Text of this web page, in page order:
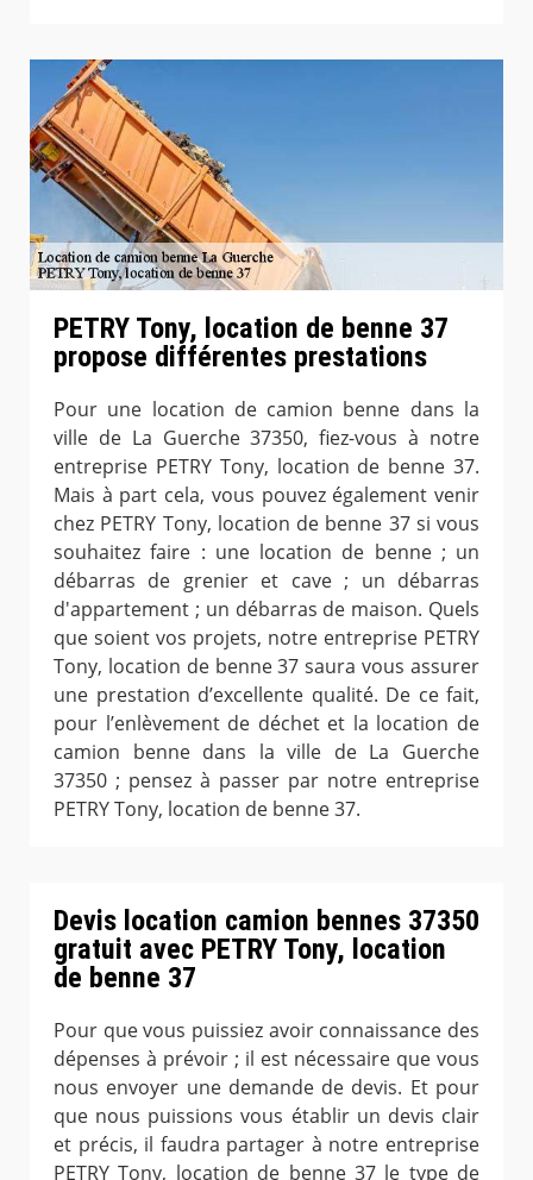
PETRY Tony, location de benne 37
propose différentes prestations
Pour une location de camion benne dans la
ville de La Guerche 37350, fiez-vous à notre
entreprise PETRY Tony, location de benne 37.
Mais à part cela, vous pouvez également venir
chez PETRY Tony, location de benne 37 si vous
souhaitez faire : une location de benne ; un
débarras de grenier et cave ; un débarras
d'appartement ; un débarras de maison. Quels
que soient vos projets, notre entreprise PETRY
Tony, location de benne 37 saura vous assurer
une prestation d’excellente qualité. De ce fait,
pour l’enlèvement de déchet et la location de
camion benne dans la ville de La Guerche
37350 ; pensez à passer par notre entreprise
PETRY Tony, location de benne 37.
Devis location camion bennes 37350
gratuit avec PETRY Tony, location
de benne 37
Pour que vous puissiez avoir connaissance des
dépenses à prévoir ; il est nécessaire que vous
nous envoyer une demande de devis. Et pour
que nous puissions vous établir un devis clair
et précis, il faudra partager à notre entreprise
PETRY Tony, location de benne 37 le type de